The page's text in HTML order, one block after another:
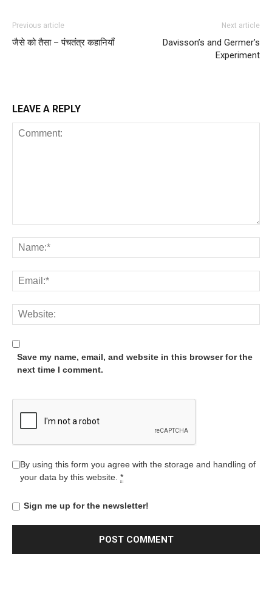
Previous article
जैसे को तैसा – पंचतंत्र कहानियाँ
Next article
Davisson’s and Germer’s
Experiment
LEAVE A REPLY
Save my name, email, and website in this browser for the
next time I comment.
By using this form you agree with the storage and handling of
your data by this website. *
Sign me up for the newsletter!